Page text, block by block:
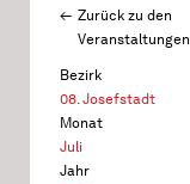
Zurück zu den
Veranstaltungen
Bezirk
08. Josefstadt
Monat
Juli
Jahr